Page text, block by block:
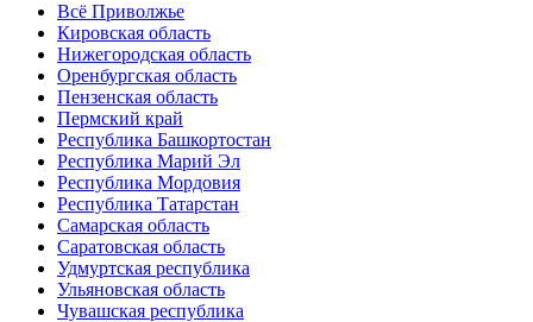
Всё Приволжье
Кировская область
Нижегородская область
Оренбургская область
Пензенская область
Пермский край
Республика Башкортостан
Республика Марий Эл
Республика Мордовия
Республика Татарстан
Самарская область
Саратовская область
Удмуртская республика
Ульяновская область
Чувашская республика